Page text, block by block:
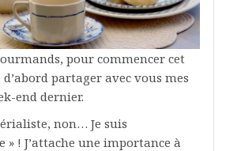
pour commencer cet
partager avec vous mes
end dernier.
non… Je suis
! J’attache une importance à